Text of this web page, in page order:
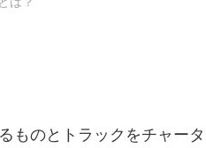
ものとトラックをチャータ